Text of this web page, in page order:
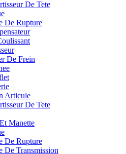
De Tete
De Rupture
De Frein
Articule
De Tete
Manette
De Rupture
De Transmission